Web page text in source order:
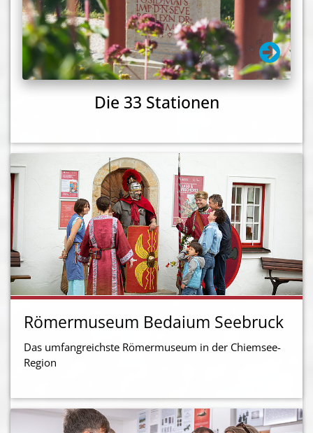
Die 33 Stationen
Römermuseum Bedaium Seebruck
Das umfangreichste Römermuseum in der Chiemsee-
Region